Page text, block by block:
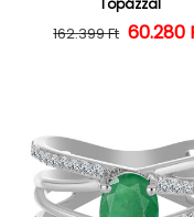
Topázzal
Normál
162.399 Ft 60.280